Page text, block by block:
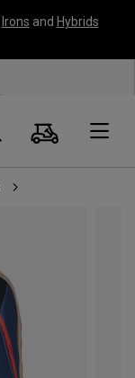
Irons and Hybrids
Suche